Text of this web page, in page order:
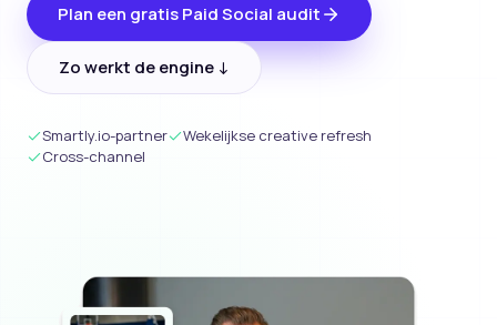
Plan een gratis Paid Social audit
Zo werkt de engine ↓
Smartly.io-partner
Wekelijkse creative refresh
Cross-channel